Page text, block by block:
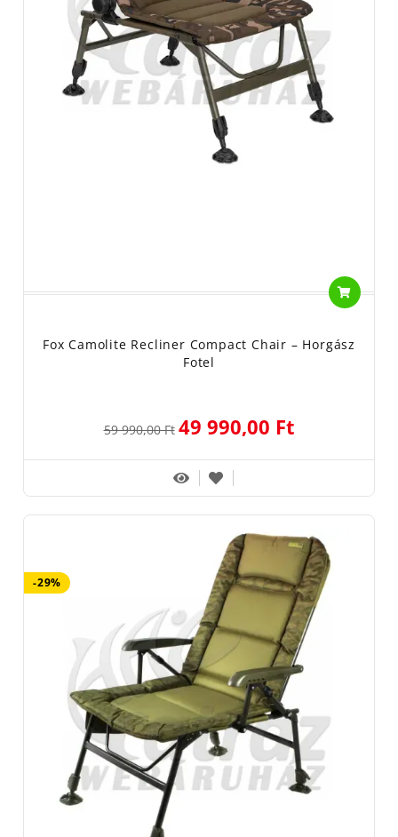
Fox Camolite Recliner Compact Chair – Horgász
Fotel
59 990,00 Ft 49 990,00 Ft
-29%